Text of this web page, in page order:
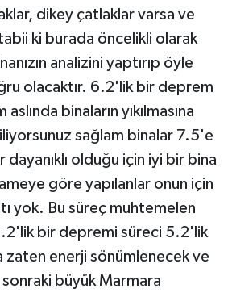
dikey çatlaklar varsa ve
ki burada öncelikli olarak
analizini yaptırıp öyle
olacaktır. 6.2'lik bir deprem
binaların yıkılmasına
sağlam binalar 7.5'e
olduğu için iyi bir bina
göre yapılanlar onun için
yok. Bu süreç muhtemelen
bir depremi süreci 5.2'lik
zaten enerji sönümlenecek ve
büyük Marmara